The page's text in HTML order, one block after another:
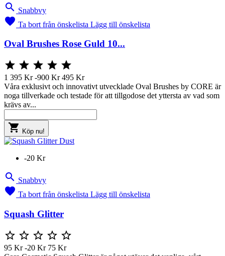
 Snabbvy
 Ta bort från önskelista Lägg till önskelista
Oval Brushes Rose Guld 10...
    
1 395 Kr -900 Kr 495 Kr
Våra exklusivt och innovativt utvecklade Oval Brushes by CORE är
noga tillverkade och testade för att tillgodose det yttersta av vad som
krävs av...
 Köp nu!
-20 Kr
 Snabbvy
 Ta bort från önskelista Lägg till önskelista
Squash Glitter
    
95 Kr -20 Kr 75 Kr